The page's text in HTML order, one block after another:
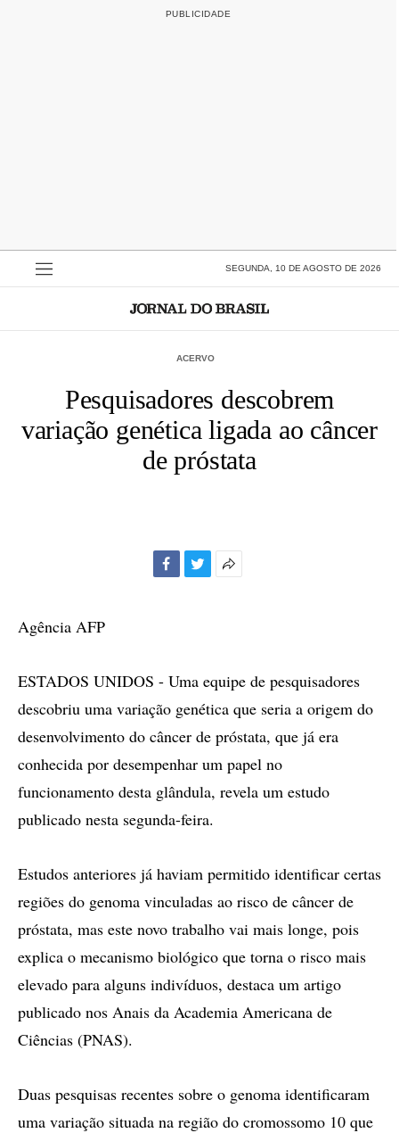
SEGUNDA, 10 DE AGOSTO DE 2026
ACERVO
Pesquisadores descobrem
variação genética ligada ao câncer
de próstata
Agência AFP
ESTADOS UNIDOS - Uma equipe de pesquisadores
descobriu uma variação genética que seria a origem do
desenvolvimento do câncer de próstata, que já era
conhecida por desempenhar um papel no
funcionamento desta glândula, revela um estudo
publicado nesta segunda-feira.
Estudos anteriores já haviam permitido identificar certas
regiões do genoma vinculadas ao risco de câncer de
próstata, mas este novo trabalho vai mais longe, pois
explica o mecanismo biológico que torna o risco mais
elevado para alguns indivíduos, destaca um artigo
publicado nos Anais da Academia Americana de
Ciências (PNAS).
Duas pesquisas recentes sobre o genoma identificaram
uma variação situada na região do cromossomo 10 que